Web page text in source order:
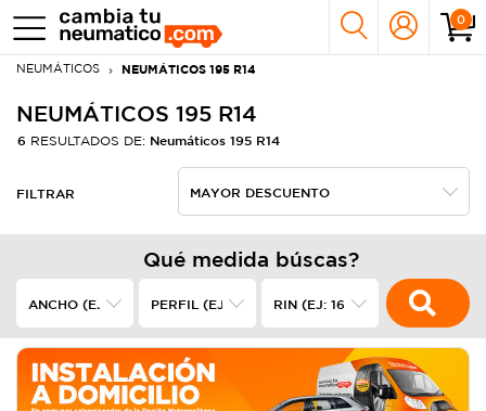
0
NEUMÁTICOS NEUMÁTICOS 195 R14
NEUMÁTICOS 195 R14
6 RESULTADOS DE: Neumáticos 195 R14
FILTRAR
Qué medida búscas?